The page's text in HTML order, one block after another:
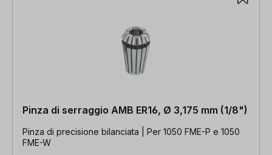
Pinza di serraggio AMB ER16, Ø 3,175 mm (1/8")
Pinza di precisione bilanciata | Per 1050 FME-P e 1050
FME-W